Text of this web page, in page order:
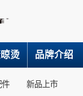
烫 品牌介绍
件 新品上市